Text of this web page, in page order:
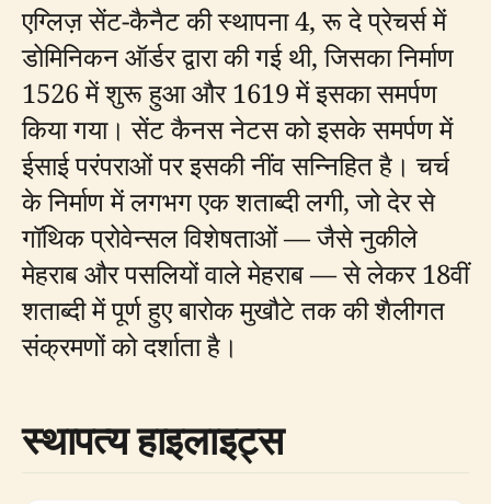
एग्लिज़ सेंट-कैनैट की स्थापना 4, रू दे प्रेचर्स में
डोमिनिकन ऑर्डर द्वारा की गई थी, जिसका निर्माण
1526 में शुरू हुआ और 1619 में इसका समर्पण
किया गया। सेंट कैनस नेटस को इसके समर्पण में
ईसाई परंपराओं पर इसकी नींव सन्निहित है। चर्च
के निर्माण में लगभग एक शताब्दी लगी, जो देर से
गॉथिक प्रोवेन्सल विशेषताओं — जैसे नुकीले
मेहराब और पसलियों वाले मेहराब — से लेकर 18वीं
शताब्दी में पूर्ण हुए बारोक मुखौटे तक की शैलीगत
संक्रमणों को दर्शाता है।
स्थापत्य हाइलाइट्स